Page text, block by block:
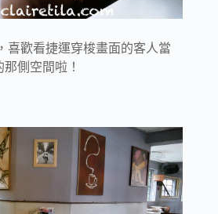
喜歡看捷運穿梭畫面的客人當
側空間啦！